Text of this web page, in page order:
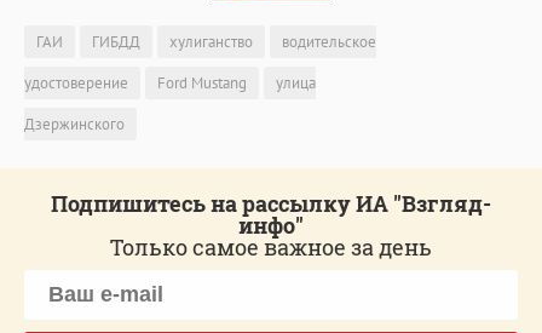
ГАИ ГИБДД хулиганство
водительское
удостоверение
Ford Mustang
улица
Дзержинского
Подпишитесь на рассылку ИА "Взгляд-
инфо"
Только самое важное за день